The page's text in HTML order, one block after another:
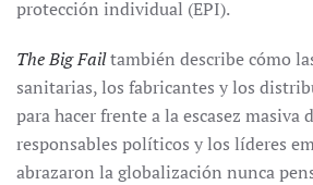
protección individual (EPI).
The Big Failtambién describe cómo
sanitarias, los fabricantes y los
para hacer frente a la escasez masiva
responsables políticos y los líderes
abrazaron la globalización nunca